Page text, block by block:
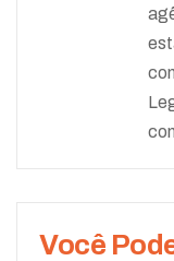
Você